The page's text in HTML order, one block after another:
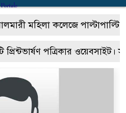
মহিলা কলেজে পাল্টাপাল্টি
পত্রিকার ওয়েবসাইট।